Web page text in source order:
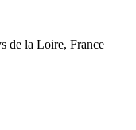
de la Loire, France